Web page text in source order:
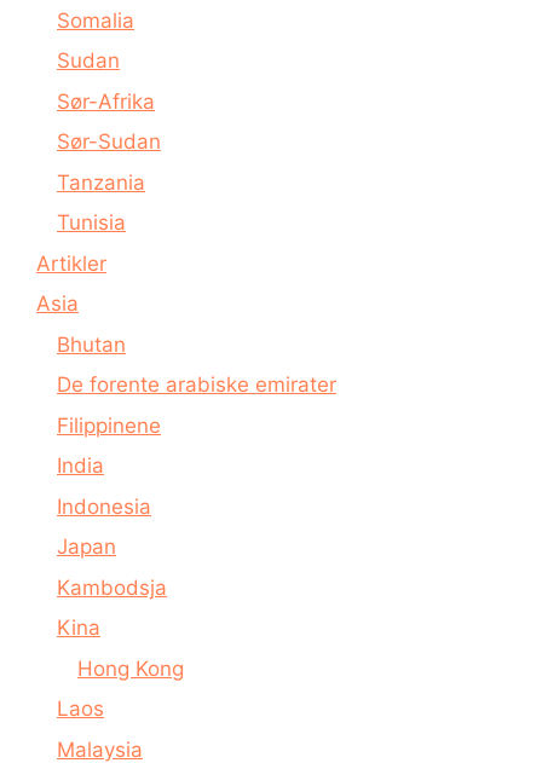
Somalia
Sudan
Sør-Afrika
Sør-Sudan
Tanzania
Tunisia
Artikler
Asia
Bhutan
De forente arabiske emirater
Filippinene
India
Indonesia
Japan
Kambodsja
Kina
Hong Kong
Laos
Malaysia